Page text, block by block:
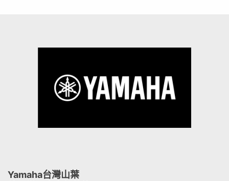
Yamaha台灣山葉